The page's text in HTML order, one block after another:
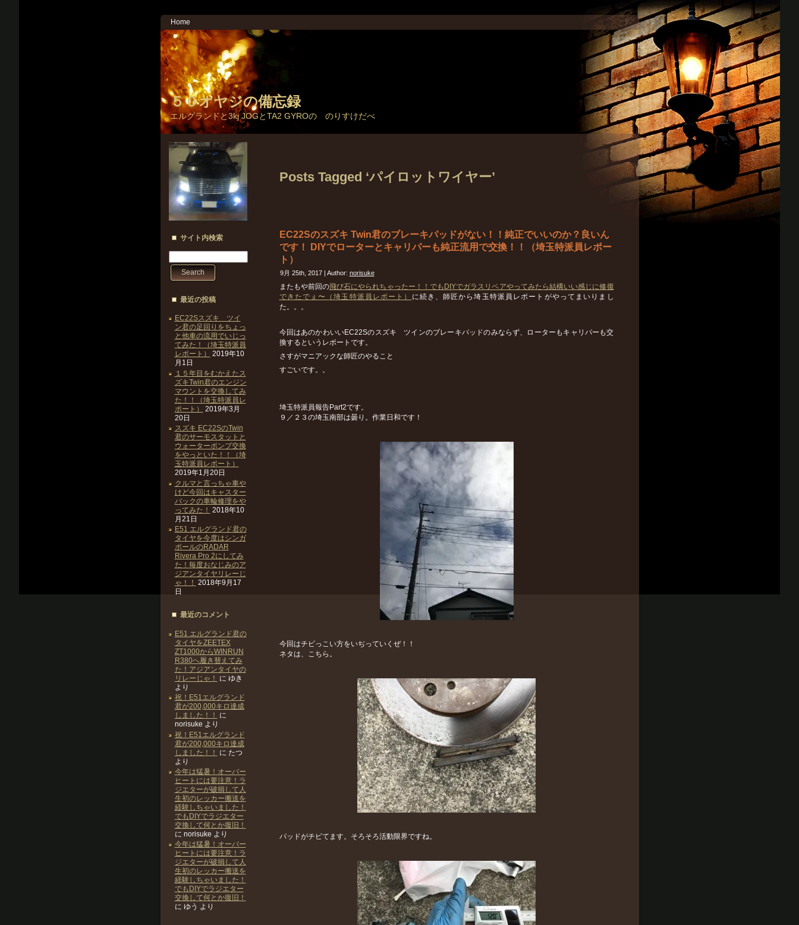
Home
５０オヤジの備忘録
エルグランドと3kj JOGとTA2 GYROの のりすけだべ
サイト内検索
最近の投稿
EC22Sスズキ ツイ
ン君の足回りをちょっ
と他車の流用でいじっ
てみた！（埼玉特派員
レポート）
2019年10
月1日
１５年目をむかえたス
ズキTwin君のエンジン
マウントを交換してみ
た！！（埼玉特派員レ
ポート）
2019年3月
20日
スズキ EC22SのTwin
君のサーモスタットと
ウォーターポンプ交換
をやっといた！！（埼
玉特派員レポート）
2019年1月20日
クルマと言っちゃ車や
けど今回はキャスター
バックの車輪修理をや
ってみた！ 2018年10
月21日
E51 エルグランド君の
タイヤを今度はシンガ
ポールのRADAR
Rivera Pro 2にしてみ
た！毎度おなじみのア
ジアンタイヤリレーじ
ゃ！！ 2018年9月17
日
最近のコメント
E51 エルグランド君の
タイヤをZEETEX
ZT1000からWINRUN
R380へ履き替えてみ
た！アジアンタイヤの
リレーじゃ！
に ゆき
より
祝！E51エルグランド
君が200,000キロ達成
しました！！
に
norisuke より
祝！E51エルグランド
君が200,000キロ達成
しました！！
に たつ
より
今年は猛暑！オーバー
ヒートには要注意！ラ
ジエターが破損して人
生初のレッカー搬送を
経験しちゃいました！
でもDIYでラジエター
交換して何とか復旧！
に norisuke より
今年は猛暑！オーバー
ヒートには要注意！ラ
ジエターが破損して人
生初のレッカー搬送を
経験しちゃいました！
でもDIYでラジエター
交換して何とか復旧！
に ゆう より
Posts Tagged ‘パイロットワイヤー’
EC22Sのスズキ Twin君のブレーキパッドがない！！純正でいいのか？良いん
です！ DIYでローターとキャリパーも純正流用で交換！！（埼玉特派員レポー
ト）
9月 25th, 2017 | Author: norisuke
またもや前回の飛び石にやられちゃったー！！でもDIYでガラスリペアやってみたら結構いい感じに修復
できたでぇ〜（埼玉特派員レポート）
に続き、師匠から埼玉特派員レポートがやってまいりまし
た。。。
今回はあのかわいいEC22Sのスズキ ツインのブレーキパッドのみならず、ローターもキャリパーも交
換するというレポートです。
さすがマニアックな師匠のやること
すごいです。。
埼玉特派員報告Part2です。
９／２３の埼玉南部は曇り。作業日和です！
今回はチビっこい方をいぢっていくぜ！！
ネタは、こちら。
パッドがチビてます。そろそろ活動限界ですね。